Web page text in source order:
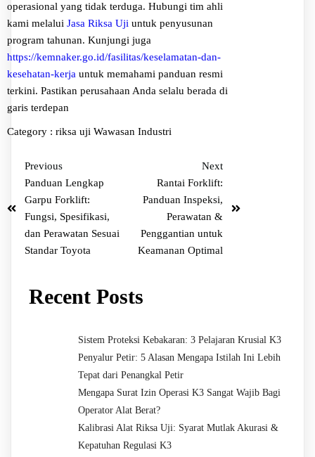
operasional yang tidak terduga. Hubungi tim ahli
kami melalui Jasa Riksa Uji untuk penyusunan
program tahunan. Kunjungi juga
https://kemnaker.go.id/fasilitas/keselamatan-dan-
kesehatan-kerja untuk memahami panduan resmi
terkini. Pastikan perusahaan Anda selalu berada di
garis terdepan
Category : riksa uji Wawasan Industri
Previous
Panduan Lengkap
Garpu Forklift:
Fungsi, Spesifikasi,
dan Perawatan Sesuai
Standar Toyota
Next
Rantai Forklift:
Panduan Inspeksi,
Perawatan &
Penggantian untuk
Keamanan Optimal
Recent Posts
Sistem Proteksi Kebakaran: 3 Pelajaran Krusial K3
Penyalur Petir: 5 Alasan Mengapa Istilah Ini Lebih
Tepat dari Penangkal Petir
Mengapa Surat Izin Operasi K3 Sangat Wajib Bagi
Operator Alat Berat?
Kalibrasi Alat Riksa Uji: Syarat Mutlak Akurasi &
Kepatuhan Regulasi K3